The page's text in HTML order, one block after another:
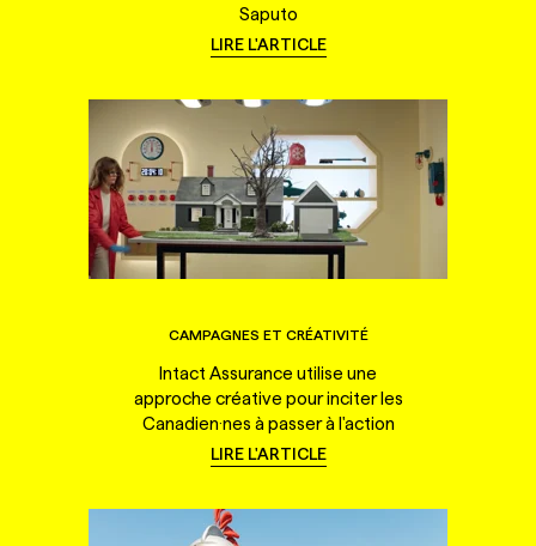
Saputo
LIRE L'ARTICLE
CAMPAGNES ET CRÉATIVITÉ
Intact Assurance utilise une
approche créative pour inciter les
Canadien·nes à passer à l'action
LIRE L'ARTICLE